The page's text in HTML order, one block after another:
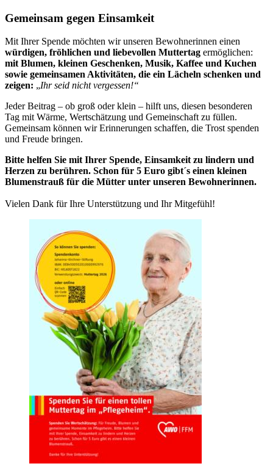
Gemeinsam gegen Einsamkeit
Mit Ihrer Spende möchten wir unseren Bewohnerinnen einen
würdigen, fröhlichen und liebevollen Muttertag ermöglichen:
mit Blumen, kleinen Geschenken, Musik, Kaffee und Kuchen
sowie gemeinsamen Aktivitäten, die ein Lächeln schenken und
zeigen: „Ihr seid nicht vergessen!“
Jeder Beitrag – ob groß oder klein – hilft uns, diesen besonderen
Tag mit Wärme, Wertschätzung und Gemeinschaft zu füllen.
Gemeinsam können wir Erinnerungen schaffen, die Trost spenden
und Freude bringen.
Bitte helfen Sie mit Ihrer Spende, Einsamkeit zu lindern und
Herzen zu berühren. Schon für 5 Euro gibt´s einen kleinen
Blumenstrauß für die Mütter unter unseren Bewohnerinnen.
Vielen Dank für Ihre Unterstützung und Ihr Mitgefühl!